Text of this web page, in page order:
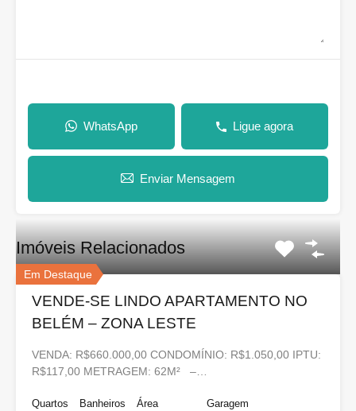
WhatsApp Ligue agora
Enviar Mensagem
Imóveis Relacionados
Em Destaque
VENDE-SE LINDO APARTAMENTO NO
BELÉM – ZONA LESTE
VENDA: R$660.000,00 CONDOMÍNIO: R$1.050,00 IPTU:
R$117,00 METRAGEM: 62M² –…
Quartos
Banheiros
Área
Garagem